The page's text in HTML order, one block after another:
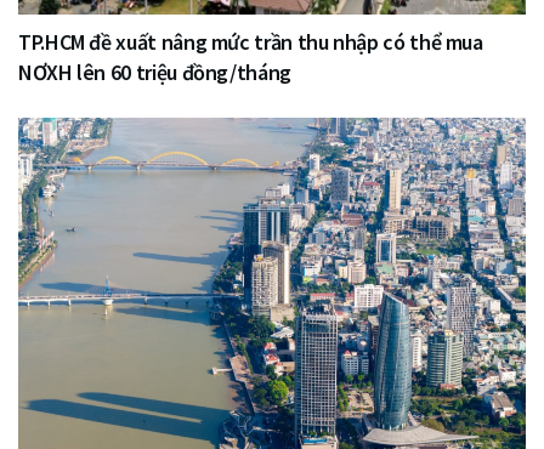
TP.HCM đề xuất nâng mức trần thu nhập có thể mua
NƠXH lên 60 triệu đồng/tháng